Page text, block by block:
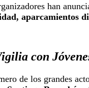
han
aparcamientos
con
de los grandes